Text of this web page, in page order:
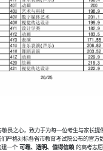
畏之心，致力于为每一位考生与家长提
严格对标各省市教育考试院公布的官方
建一个 可靠、透明、值得信赖 的高考志